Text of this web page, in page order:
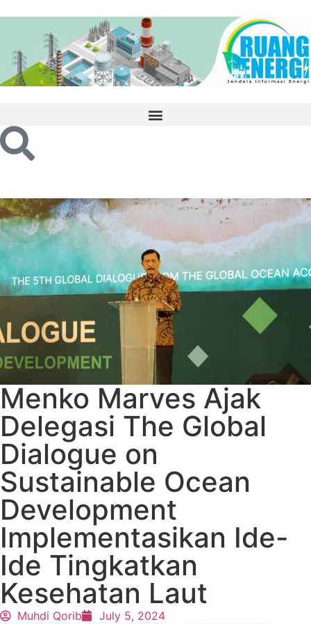
Menko Marves Ajak
Delegasi The Global
Dialogue on
Sustainable Ocean
Development
Implementasikan Ide-
Ide Tingkatkan
Kesehatan Laut
Muhdi Qorib July 5, 2024